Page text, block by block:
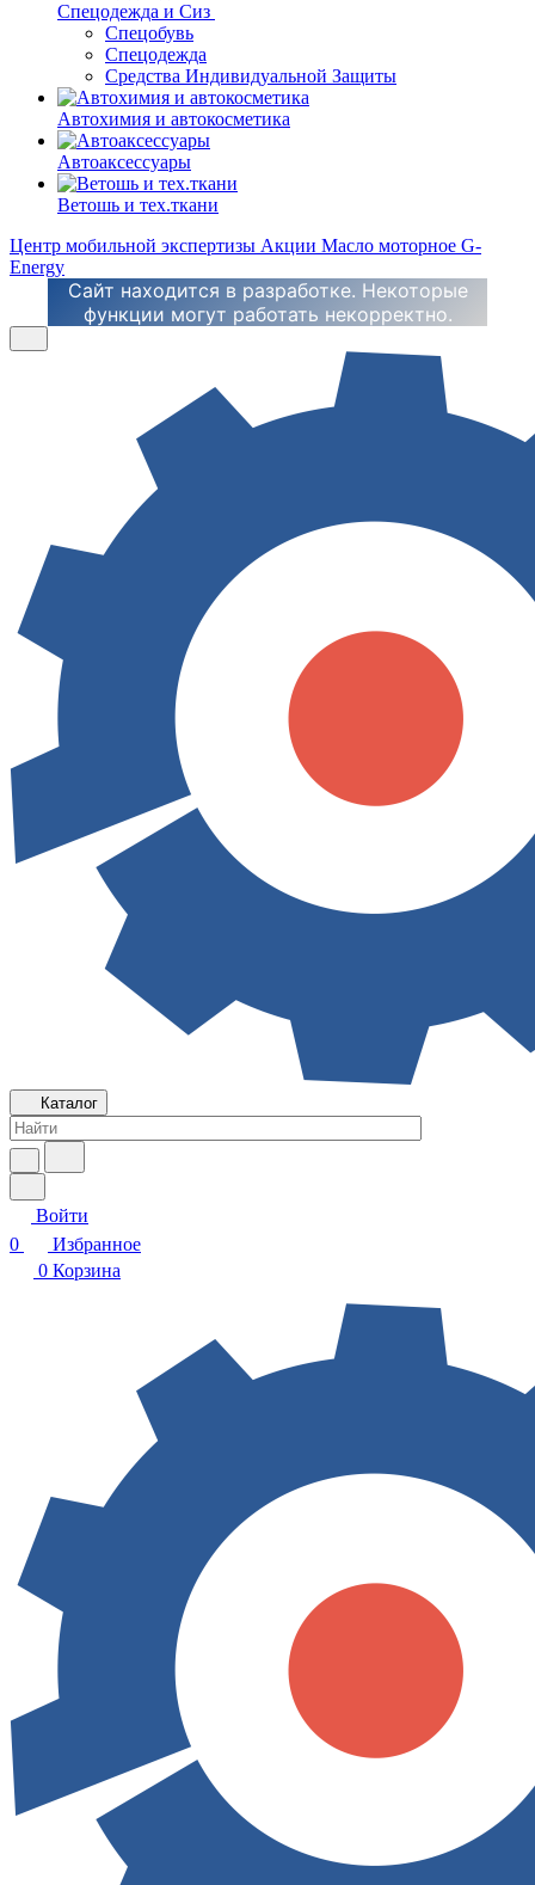
Спецодежда и Сиз
Спецобувь
Спецодежда
Средства Индивидуальной Защиты
Автохимия и автокосметика
Автоаксессуары
Ветошь и тех.ткани
Центр мобильной экспертизы Акции Масло моторное G-
Energy
Сайт находится в разработке. Некоторые
функции могут работать некорректно.
Каталог
Войти
0
Избранное
0 Корзина